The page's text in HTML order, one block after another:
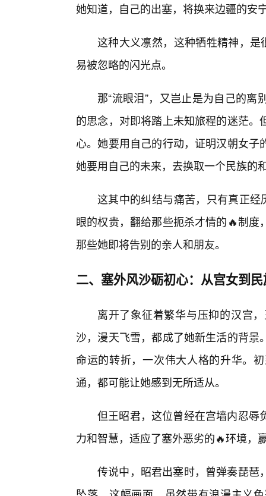
她知道，自己的出塞，将换来边疆的安
这种大义凛然，这种牺牲精神，是
易被忽略的闪光点。
那“流眼泪”，又岂止是为自己的
的思念，对即将踏上未知旅程的迷茫
心。她要用自己的行动，证明汉朝女
她要用自己的未来，去换取一个民族的
这其中的纠结与痛苦，只有真正经
眼的权贵，翻给那些扼杀才情的🔥制
那些她即将告别的亲人和朋友。
二、塞外风沙砺初心：从宫女到
离开了象征着繁华与压抑的汉宫
沙，漫天飞雪，都成了她新生活的背
命运的转折，一次伟大人格的升华。
通，都可能让她感到无所适从。
但王昭君，这位曾经在宫墙内忍辱
力和智慧，适应了塞外恶劣的🔥环境，
传说中，昭君出塞时，曾弹奏琵琶